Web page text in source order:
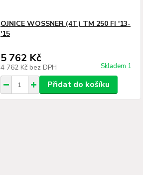
OJNICE WOSSNER (4T) TM 250 FI '13-
'15
5 762 Kč
4 762 Kč bez DPH Skladem 1
Přidat do košíku